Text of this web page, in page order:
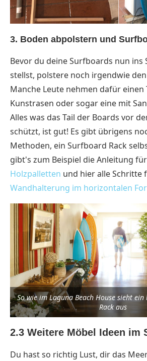
3. Boden abpolstern und
Bevor du deine Surfboards nun ins
stellst, polstere noch irgendwie
Manche Leute nehmen dafür einen
Kunstrasen oder sogar eine mit
Alles was das Tail der Boards vor
schützt, ist gut! Es gibt übrigens
Methoden, ein Surfboard Rack
gibt's zum Beispiel die Anleitung
Holzpalletten und hier alle Schritte
Wandhalterung im horizontalen
So wie im Laguna Beach House sieht
Rack aus
2.3 Weitere Möbel Ideen im
Du hast so richtig Lust, dir das